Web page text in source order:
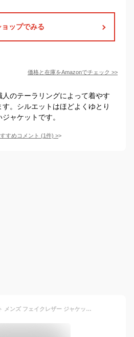
ョップでみる
価格と在庫をAmazonでチェック >>
人のテーラリングによって着やす
。シルエットはほどよくゆとり
ャケットです。
すめコメント (1件) >
ライダース ジャケット メンズ フェイクレザー ジャケット PUレザーシングルライダースジャケット レザージャケット 合皮 ZIP ファスナー 羽織り 無地 秋冬 お兄系 ファッション 送料無料